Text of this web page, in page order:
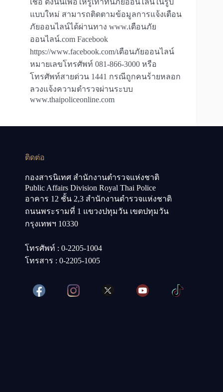
เชื่อ ดังนั้นเพื่อให้รู้เท่าทันภัยออนไลน์ในรูป
แบบใหม่ สามารถติดตามข้อมูลการแจ้งเตือน
ภัยออนไลน์ได้ผ่านทาง www.เตือนภัย
ออนไลน์.com Facebook
https://www.facebook.com/เตือนภัยออนไลน์
หมายเลขโทรศัพท์ 081-866-3000 หรือ
โทรศัพท์สายด่วน 1441 กรณีถูกคนร้ายหลอก
ลวงแจ้งความตำรวจผ่านระบบ
www.thaipoliceonline.com
ติดต่อ
กองสารนิเทศ สำนักงานตำรวจแห่งชาติ
Public Affairs Division Royal Thai Police
อาคาร 12 ชั้น 2,3 สำนักงานตำรวจแห่งชาติ
ถนนพระรามที่ 1 แขวงปทุมวัน เขตปทุมวัน
กรุงเทพฯ 10330
โทรศัพท์ : 0-2205-1004
โทรสาร : 0-2205-1005